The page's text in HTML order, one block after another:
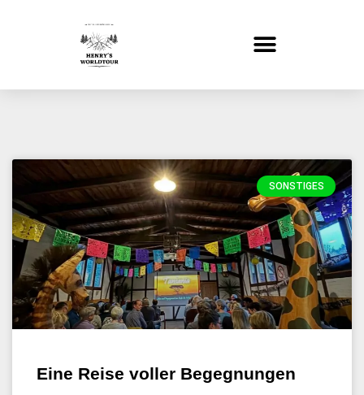
SONSTIGES
Eine Reise voller Begegnungen